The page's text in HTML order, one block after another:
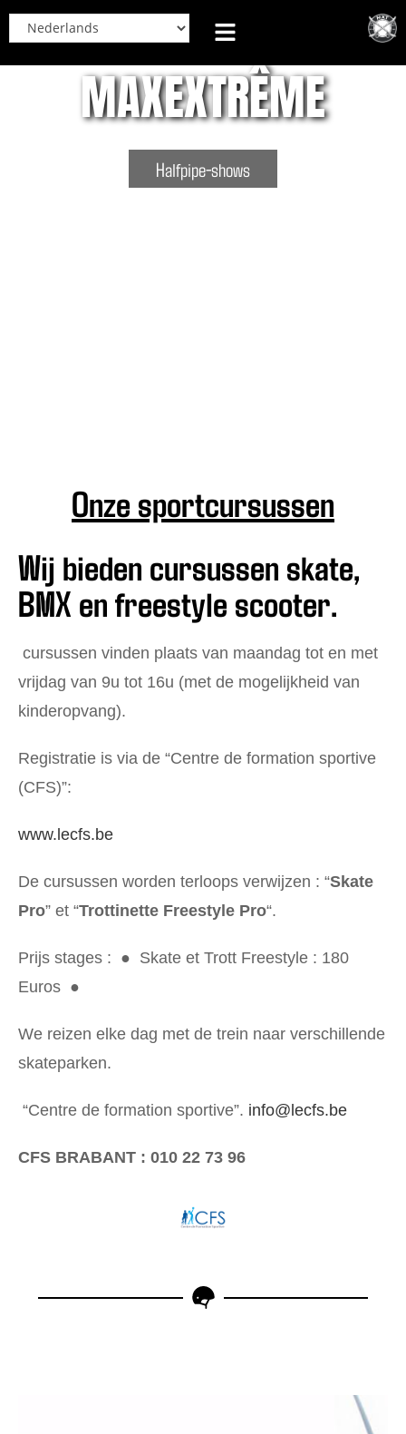
MAXEXTRÊME
Halfpipe-shows
Onze sportcursussen
Wij bieden cursussen skate,
BMX en freestyle scooter.
cursussen vinden plaats van maandag tot en met
vrijdag van 9u tot 16u (met de mogelijkheid van
kinderopvang).
Registratie is via de “Centre de formation sportive
(CFS)”:
www.lecfs.be
De cursussen worden terloops verwijzen : “Skate
Pro” et “Trottinette Freestyle Pro“.
Prijs stages : ● Skate et Trott Freestyle : 180
Euros ●
We reizen elke dag met de trein naar verschillende
skateparken.
“Centre de formation sportive”. info@lecfs.be
CFS BRABANT : 010 22 73 96